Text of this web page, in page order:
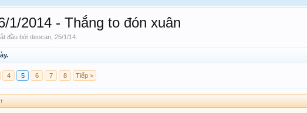
1/2014 - Thắng to đón xuân
đầu bởi deocan 25/1/14
4 5 6 7 8 Tiếp >
↑